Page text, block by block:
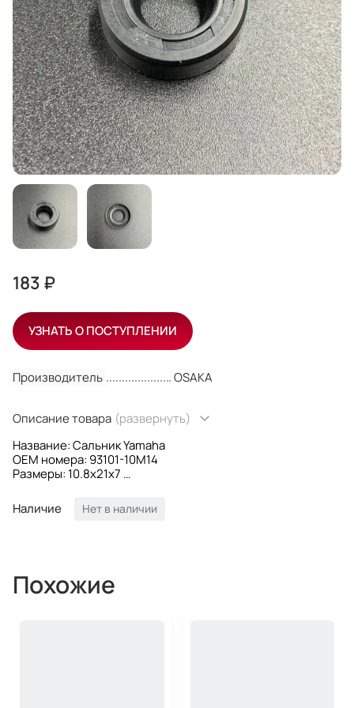
Производитель OSAKA
Описание товара (развернуть)
Название: Сальник Yamaha
OEM номера: 93101-10M14
Размеры: 10.8x21x7
Наличие
Нет в наличии
183 ₽
УЗНАТЬ О ПОСТУПЛЕНИИ
Похожие